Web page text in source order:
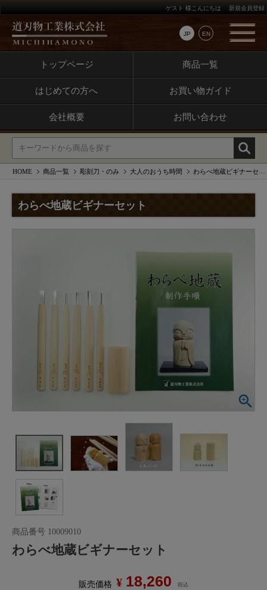
JP EN
ゲスト 様こんにちは 新規会員登録
トップページ 商品一覧
はじめての方へ お買い物ガイド
会社概要 お問い合わせ
HOME 商品一覧 彫刻刀・のみ 大人のおうち時間 わらべ地蔵ビギナーセット
わらべ地蔵ビギナーセット
商品番号 10009010
わらべ地蔵ビギナーセット
販売価格 ¥ 18,260 税込